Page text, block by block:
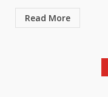
Read More